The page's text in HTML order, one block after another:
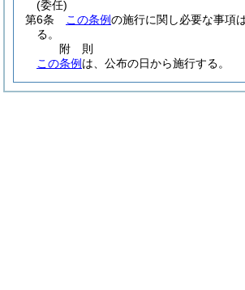
(委任)
第6条
この条例の施行に関し必要な事項
る。
附 則
この条例 は、公布の日から施行する。